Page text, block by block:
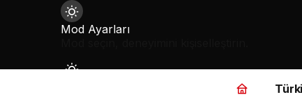
Mod
değiştir
Mod Ayarları